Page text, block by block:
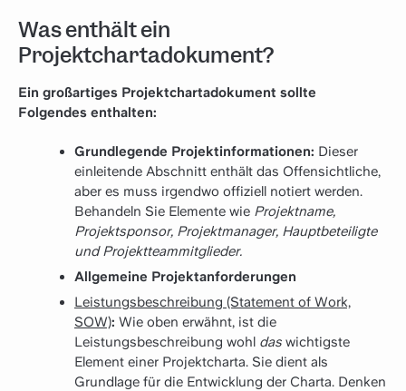
Was enthält ein
Projektchartadokument?
Ein großartiges Projektchartadokument sollte
Folgendes enthalten:
Grundlegende Projektinformationen: Dieser
einleitende Abschnitt enthält das Offensichtliche,
aber es muss irgendwo offiziell notiert werden.
Behandeln Sie Elemente wie Projektname,
Projektsponsor, Projektmanager, Hauptbeteiligte
und Projektteammitglieder.
Allgemeine Projektanforderungen
Leistungsbeschreibung (Statement of Work,
SOW): Wie oben erwähnt, ist die
Leistungsbeschreibung wohl das wichtigste
Element einer Projektcharta. Sie dient als
Grundlage für die Entwicklung der Charta. Denken